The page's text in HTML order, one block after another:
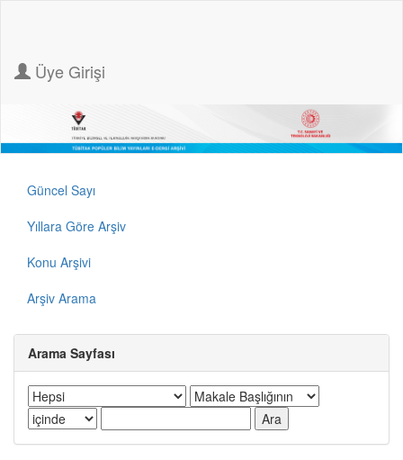
Üye Girişi
Güncel Sayı
Yıllara Göre Arşiv
Konu Arşivi
Arşiv Arama
Arama Sayfası